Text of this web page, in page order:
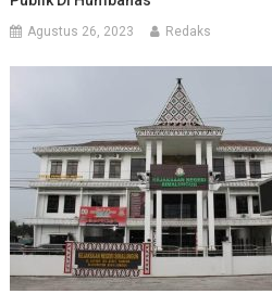
Agustus 26, 2023 Redaks